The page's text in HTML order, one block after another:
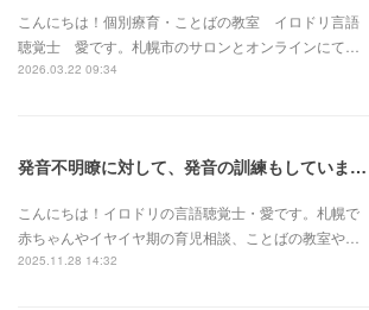
こんにちは！個別療育・ことばの教室 イロドリ言語
聴覚士 愛です。札幌市のサロンとオンラインにて…
2026.03.22 09:34
発音不明瞭に対して、発音の訓練もしています！
こんにちは！イロドリの言語聴覚士・愛です。札幌で
赤ちゃんやイヤイヤ期の育児相談、ことばの教室や…
2025.11.28 14:32